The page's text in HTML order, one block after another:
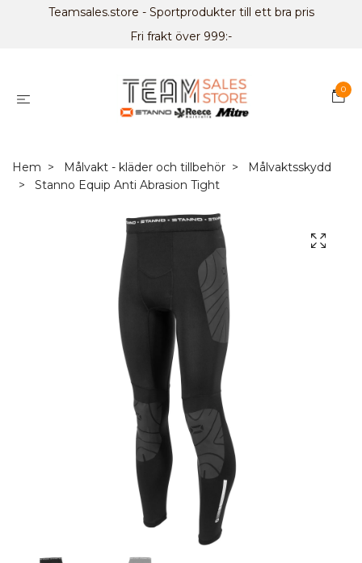
Teamsales.store - Sportprodukter till ett bra pris
Fri frakt över 999:-
0
Hem Målvakt - kläder och tillbehör
Målvaktsskydd
Stanno Equip Anti Abrasion Tight